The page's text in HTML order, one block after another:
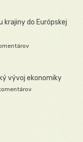
do Európskej
vývoj ekonomiky